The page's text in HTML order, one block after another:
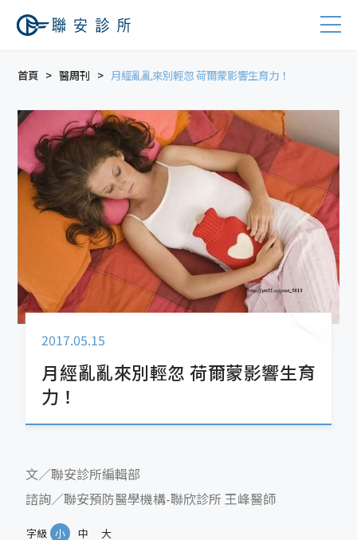
首頁 醫周刊 月經亂亂來別輕忽 荷爾蒙影響生育力！
2017.05.15
月經亂亂來別輕忽 荷爾蒙影響生育
力！
文／聯安診所編輯部
諮詢／聯安預防醫學機構-聯欣診所 王峰醫師
字級 小 中 大